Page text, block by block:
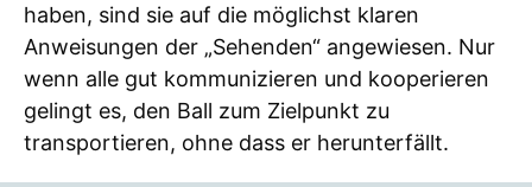
haben, sind sie auf die möglichst klaren
Anweisungen der „Sehenden“ angewiesen. Nur
wenn alle gut kommunizieren und kooperieren
gelingt es, den Ball zum Zielpunkt zu
transportieren, ohne dass er herunterfällt.